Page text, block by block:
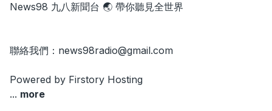
News98 九八新聞台 🌏 帶你聽見全世界
聯絡我們： news98radio@gmail.com
Powered by Firstory Hosting
... more